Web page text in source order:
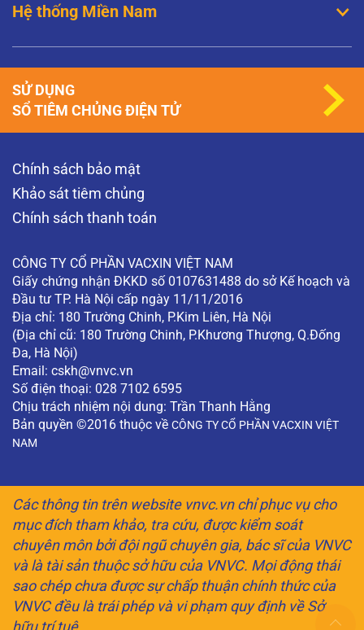
Hệ thống Miền Nam
Chính sách bảo mật
Khảo sát tiêm chủng
Chính sách thanh toán
CÔNG TY CỔ PHẦN VACXIN VIỆT NAM
Giấy chứng nhận ĐKKD số 0107631488 do sở Kế hoạch và
Đầu tư TP. Hà Nội cấp ngày 11/11/2016
Địa chỉ: 180 Trường Chinh, P.Kim Liên, Hà Nội
(Địa chỉ cũ: 180 Trường Chinh, P.Khương Thượng, Q.Đống
Đa, Hà Nội)
Email: cskh@vnvc.vn
Số điện thoại: 028 7102 6595
Chịu trách nhiệm nội dung: Trần Thanh Hằng
Bản quyền ©2016 thuộc về CÔNG TY CỔ PHẦN VACXIN VIỆT
NAM
SỬ DỤNG
SỔ TIÊM CHỦNG ĐIỆN TỬ
Các thông tin trên website vnvc.vn chỉ phục vụ cho
mục đích tham khảo, tra cứu, được kiểm soát
chuyên môn bởi đội ngũ chuyên gia, bác sĩ của VNVC
và là tài sản thuộc sở hữu của VNVC. Mọi động thái
sao chép chưa được sự chấp thuận chính thức của
VNVC đều là trái phép và vi phạm quy định về Sở